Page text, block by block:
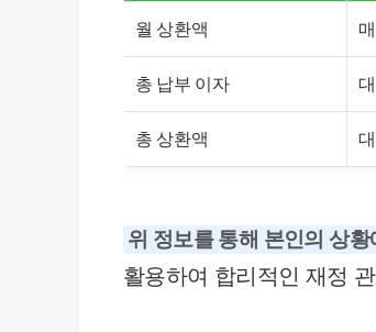
월 상환액
총 납부 이자
총 상환액
위 정보를 통해 본인의 상
활용하여 합리적인 재정